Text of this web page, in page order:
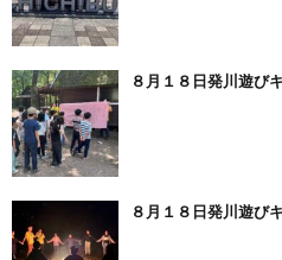
８月１８日発川遊び
８月１８日発川遊び